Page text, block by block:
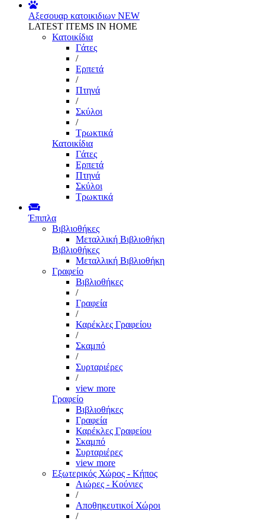
Αξεσουαρ κατοικιδιων NEW
LATEST ITEMS IN HOME
Κατοικίδια
Γάτες
/
Ερπετά
/
Πτηνά
/
Σκύλοι
/
Τρωκτικά
Κατοικίδια
Γάτες
Ερπετά
Πτηνά
Σκύλοι
Τρωκτικά
Έπιπλα
Βιβλιοθήκες
Μεταλλική Βιβλιοθήκη
Βιβλιοθήκες
Μεταλλική Βιβλιοθήκη
Γραφείο
Βιβλιοθήκες
/
Γραφεία
/
Καρέκλες Γραφείου
/
Σκαμπό
/
Συρταριέρες
/
view more
Γραφείο
Βιβλιοθήκες
Γραφεία
Καρέκλες Γραφείου
Σκαμπό
Συρταριέρες
view more
Εξωτερικός Χώρος - Κήπος
Αιώρες - Κούνιες
/
Αποθηκευτικοί Χώροι
/